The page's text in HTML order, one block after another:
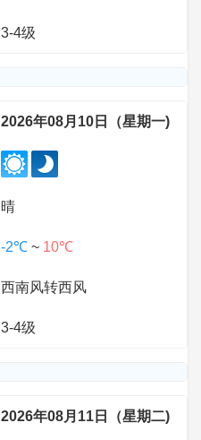
3-4级
2026年08月10日（星期一)
晴
-2℃ ~ 10℃
西南风转西风
3-4级
2026年08月11日（星期二)